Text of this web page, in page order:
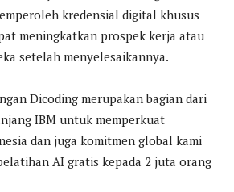
kredensial digital khusus
meningkatkan prospek kerja atau
setelah menyelesaikannya.
Dicoding merupakan bagian dari
IBM untuk memperkuat
dan juga komitmen global kami
AI gratis kepada 2 juta orang